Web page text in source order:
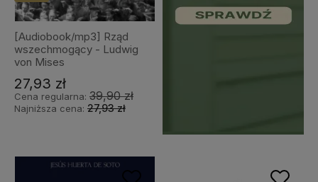
[Audiobook/mp3] Rząd
wszechmogący - Ludwig
von Mises
27,93 zł
Cena regularna: 39,90 zł
Najniższa cena: 27,93 zł